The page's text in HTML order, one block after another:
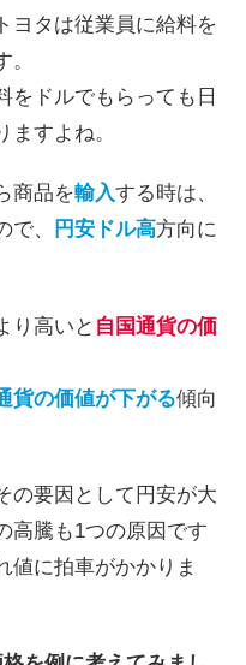
ヨタは従業員に給料を
をドルでもらっても日
すよね。
商品を輸入する時は、
、
円安ドル高方向に
り高いと 自国通貨の価
貨の価値が下がる傾向
の要因として円安が大
高騰も1つの原因です
値に拍車がかかりま